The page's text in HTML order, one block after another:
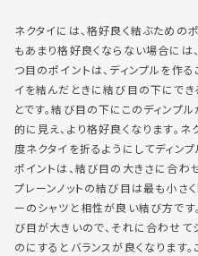
ネクタイには、格好良く結ぶための
もあまり格好良くならない場合には
つ目のポイントは、ディンプルを作る
イを結んだときに結び目の下にでき
とです。結び目の下にこのディンプ
的に見え、より格好良くなります。
度ネクタイを折るようにしてディン
ポイントは、結び目の大きさに合わ
プレーンノットの結び目は最も小さ
ーのシャツと相性が良い結び方です
び目が大きいので、それに合わせて
のにするとバランスが良くなります